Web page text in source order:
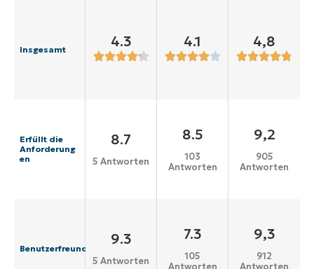
Insgesamt 4.3 4.1 4,8
Erfüllt die
Anforderung
en
8.7
5 Antworten
8.5
103
Antworten
9,2
905
Antworten
Benutzerfreundlichkeit
9.3
5 Antworten
7.3
105
Antworten
9,3
912
Antworten